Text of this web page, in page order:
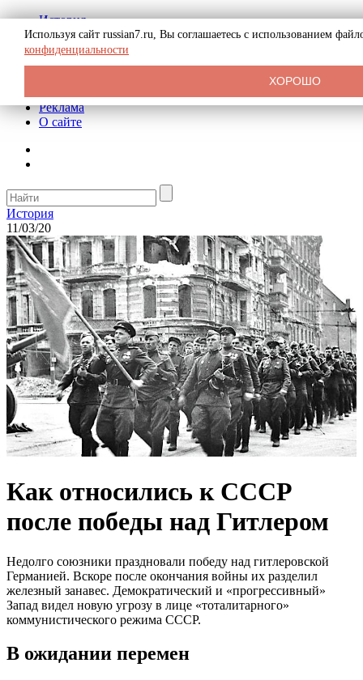
История
Биография
Криминал
СССР
Реклама
О сайте
История
11/03/20
Как относились к СССР
после победы над Гитлером
Недолго союзники праздновали победу над гитлеровской
Германией. Вскоре после окончания войны их разделил
железный занавес. Демократический и «прогрессивный»
Запад видел новую угрозу в лице «тоталитарного»
коммунистического режима СССР.
В ожидании перемен
Используя сайт russian7.ru, Вы соглашаетесь с использованием
конфиденциальности
ХОРОШО